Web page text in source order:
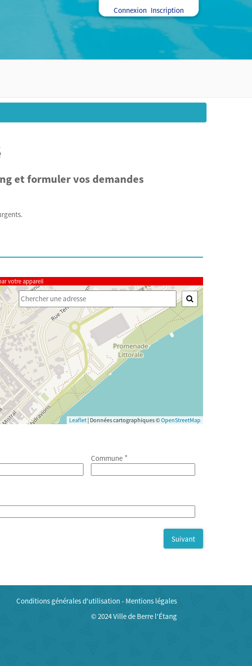
Connexion Inscription
et formuler vos demandes
votre appareil

Leaflet | Données cartographiques ©OpenStreetMap
Commune *
Suivant
Conditions générales d'utilisation - Mentions légales
© 2024Ville de Berre l'Étang